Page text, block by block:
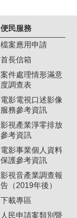
便民服務
檔案應用申請
首長信箱
案件處理情形滿意
度調查表
電影電視口述影像
服務參考資訊
影視產業淨零排放
參考資訊
電影事業個人資料
保護參考資訊
影視音產業調查報
告（2019年後）
下載專區
人民申請案類別暨